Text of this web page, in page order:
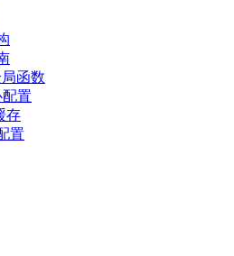
局函数
配置
存
置